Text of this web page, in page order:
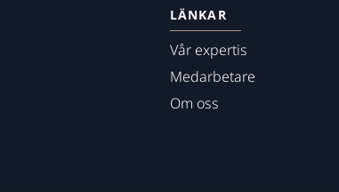
LÄNKAR
Vår expertis
Medarbetare
Om oss